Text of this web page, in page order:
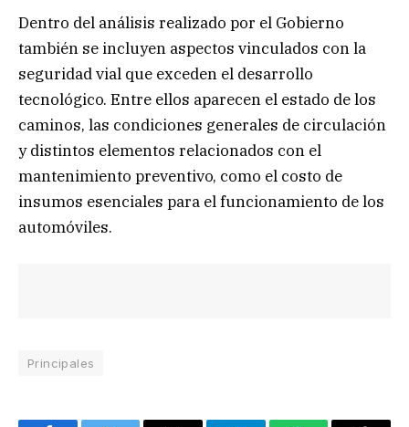
Dentro del análisis realizado por el Gobierno
también se incluyen aspectos vinculados con la
seguridad vial que exceden el desarrollo
tecnológico. Entre ellos aparecen el estado de los
caminos, las condiciones generales de circulación
y distintos elementos relacionados con el
mantenimiento preventivo, como el costo de
insumos esenciales para el funcionamiento de los
automóviles.
Principales